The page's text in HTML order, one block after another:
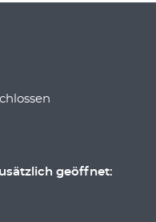
geöffnet: